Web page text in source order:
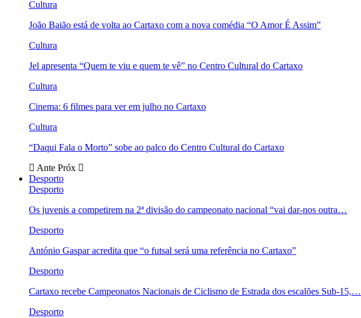
Cultura
João Baião está de volta ao Cartaxo com a nova comédia “O Amor É Assim”
Cultura
Jel apresenta “Quem te viu e quem te vê” no Centro Cultural do Cartaxo
Cultura
Cinema: 6 filmes para ver em julho no Cartaxo
Cultura
“Daqui Fala o Morto” sobe ao palco do Centro Cultural do Cartaxo
Ante Próx
Desporto
Desporto
Os juvenis a competirem na 2ª divisão do campeonato nacional “vai dar-nos outra…
Desporto
António Gaspar acredita que “o futsal será uma referência no Cartaxo”
Desporto
Cartaxo recebe Campeonatos Nacionais de Ciclismo de Estrada dos escalões Sub-15,…
Desporto